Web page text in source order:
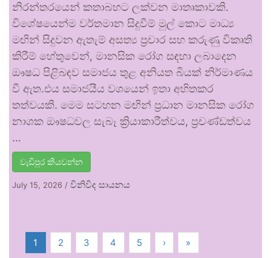
නිරන්තරයෙන් කතාබහට ලක්වන මාතෘකාවකි.
විශේෂයෙන්ම වර්තමාන සිදුවීම් මුල් කොට මාධ්‍ය
මඟින් සිදුවන ඇතැම් අසත්‍ය ප්‍රචාර සහ කරුණු විකෘති
කිරීම් හේතුවෙන්, මානසික රෝග සඳහා ලබාදෙන
ඖෂධ පිළිබඳව සමාජය තුළ අනියත බියක් නිර්මාණය
වී ඇත.එය සමාජයීය වශයෙන් ඉතා අහිතකර
තත්වයකි. මෙම සටහන මඟින් ප්‍රධාන මානසික රෝග
නාශක ඖෂධවල සැබෑ ක්‍රියාකාරීත්වය, ප්‍රචණ්ඩත්වය
…
වැඩිපුර කියවන්න
July 15, 2026 / විනිවිද සායනය
1 2 3 4 5 › »